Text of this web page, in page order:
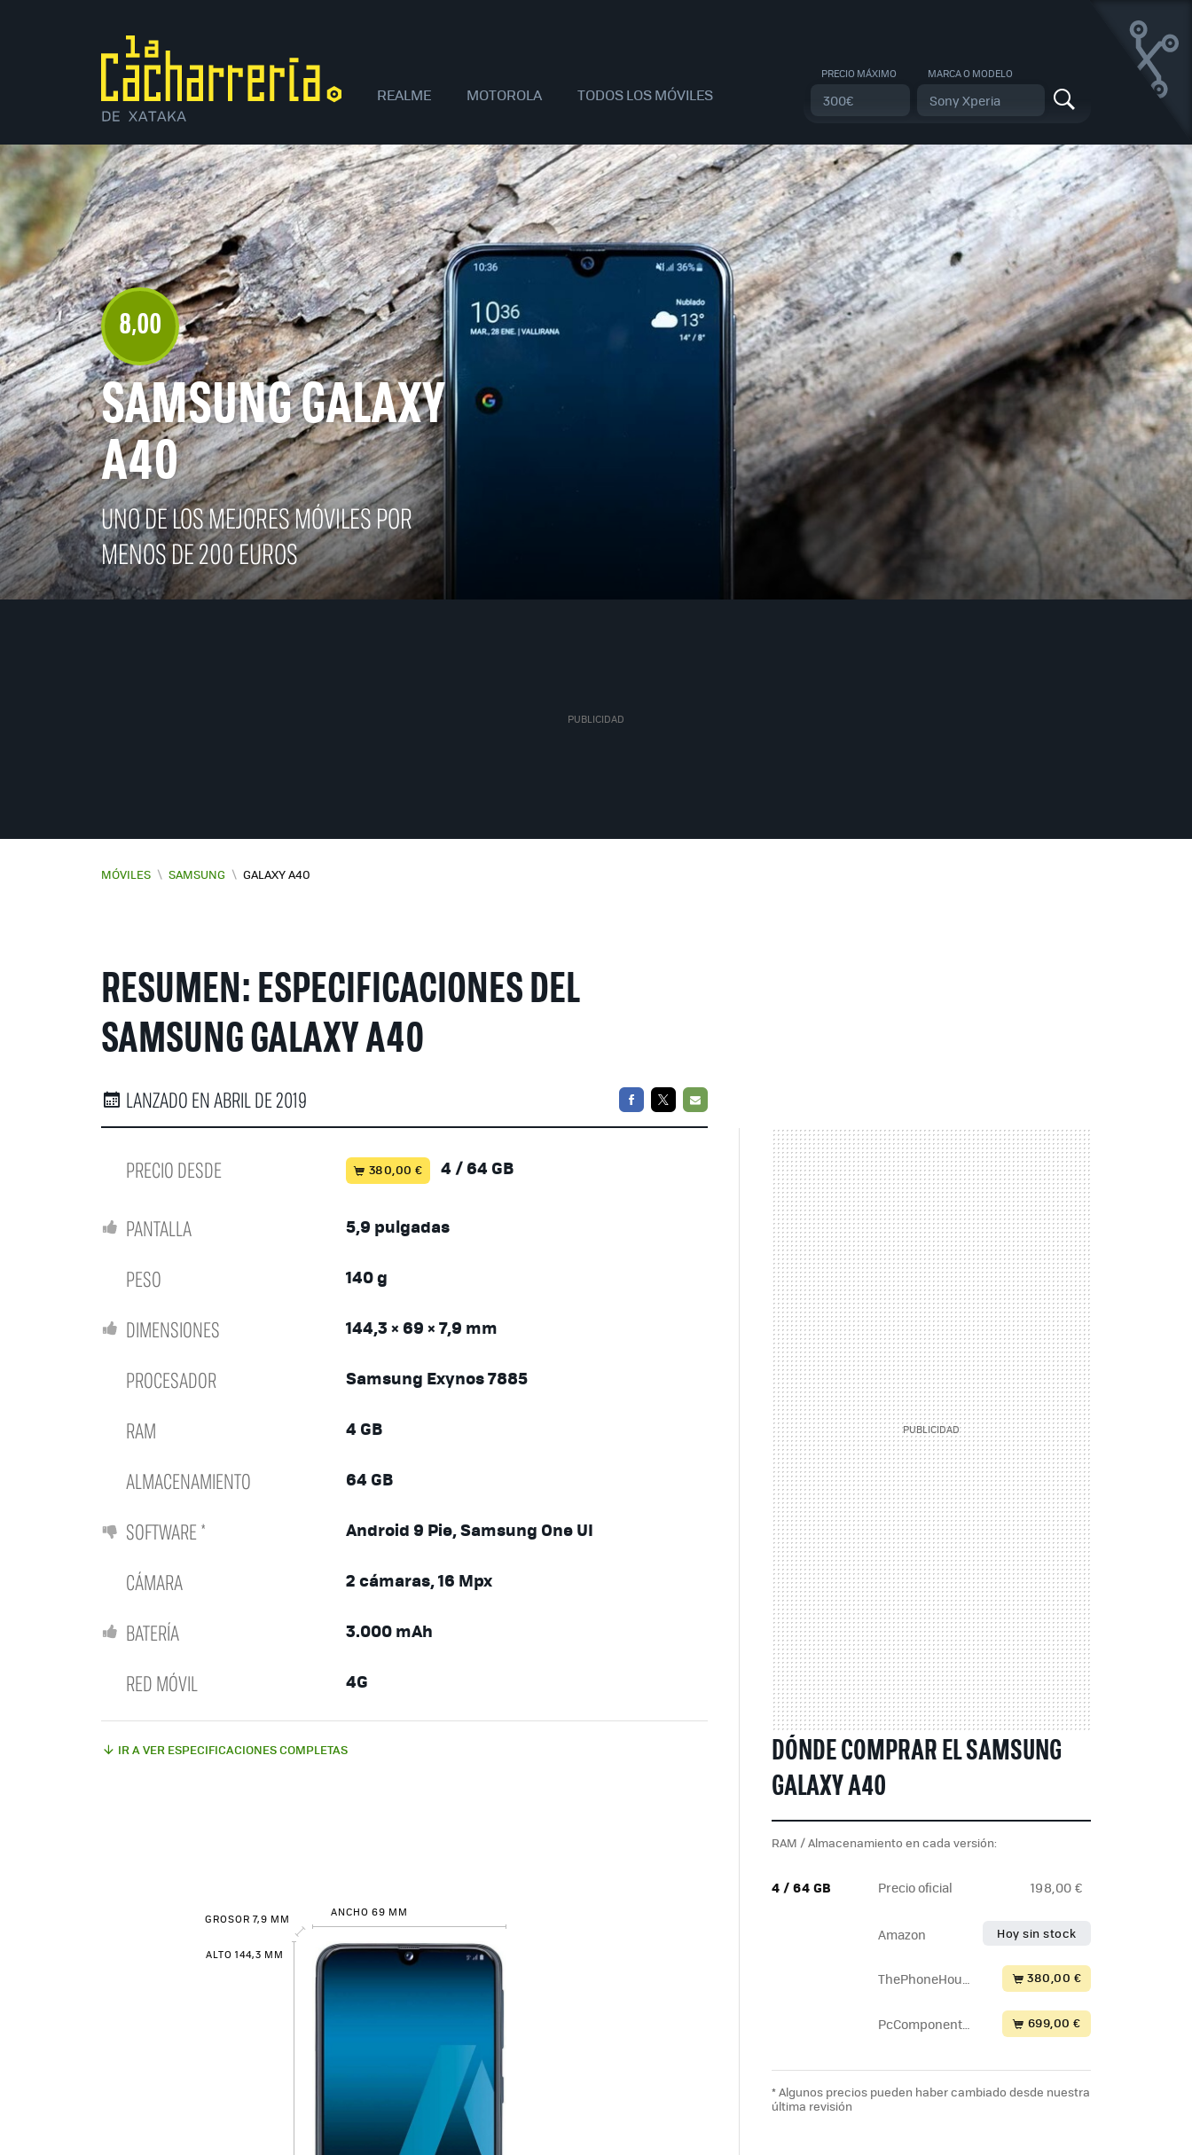
XIAOMI SAMSUNG APPLE OPPO
REALME MOTOROLA TODOS LOS MÓVILES
PRECIO MÁXIMO MARCA O MODELO
SAMSUNG GALAXY
A40
UNO DE LOS MEJORES MÓVILES POR
MENOS DE 200 EUROS
8,00
MÓVILES \ SAMSUNG \ GALAXY A40
RESUMEN: ESPECIFICACIONES DEL
SAMSUNG GALAXY A40
LANZADO EN ABRIL DE 2019 FACEBOOKTWITTER
PRECIO DESDE 380,00 € 4 / 64 GB
PANTALLA 5,9 pulgadas
PESO 140 g
DIMENSIONES 144,3 × 69 × 7,9 mm
PROCESADOR Samsung Exynos 7885
RAM 4 GB
ALMACENAMIENTO 64 GB
SOFTWARE * Android 9 Pie, Samsung One UI
CÁMARA 2 cámaras, 16 Mpx
BATERÍA 3.000 mAh
RED MÓVIL 4G
IR A VER ESPECIFICACIONES COMPLETAS
GROSOR 7,9 MM
ANCHO 69 MM
ALTO 144,3 MM
DÓNDE COMPRAR EL SAMSUNG
GALAXY A40
RAM / Almacenamiento en cada versión:
4 / 64 GB Precio oficial 198,00 €
Amazon Hoy sin stock
ThePhoneHous
380,00 €
PcComponente
699,00 €
* Algunos precios pueden haber cambiado desde nuestra
última revisión